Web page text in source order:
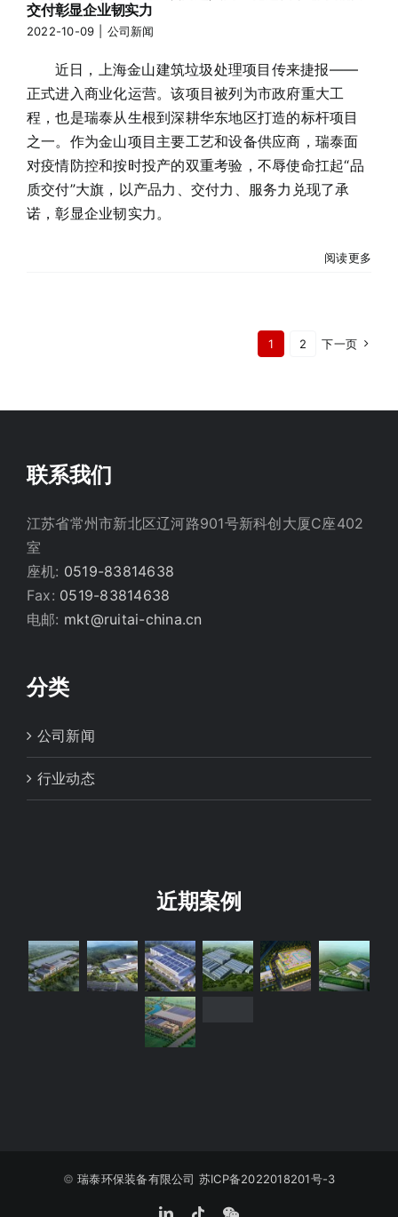
公司新闻
交付彰显企业韧实力
2022-10-09 公司新闻
近日，上海金山建筑垃圾处理项目传来捷报——
正式进入商业化运营。该项目被列为市政府重大工
程，也是瑞泰从生根到深耕华东地区打造的标杆项目
之一。作为金山项目主要工艺和设备供应商，瑞泰面
对疫情防控和按时投产的双重考验，不辱使命扛起“品
质交付”大旗，以产品力、交付力、服务力兑现了承
诺，彰显企业韧实力。
阅读更多
1 2 下一页
联系我们
江苏省常州市新北区辽河路901号新科创大厦C座402
室
座机: 0519-83814638
Fax: 0519-83814638
电邮: mkt@ruitai-china.cn
分类
公司新闻
行业动态
近期案例
©️瑞泰环保装备有限公司 苏ICP备2022018201号-3
LinkedIn
TiktokWeChat